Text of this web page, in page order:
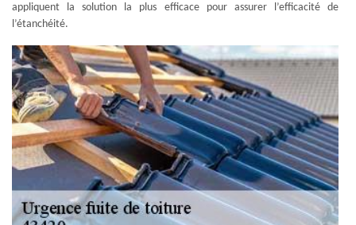
appliquent la solution la plus efficace pour assurer l’efficacité de
l’étanchéité.